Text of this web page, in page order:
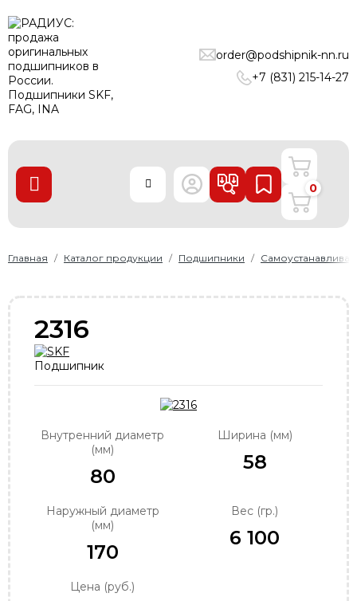
order@podshipnik-nn.ru
+7 (831) 215-14-27
ПОДШИПНИКИ
ЛИНЕЙНЫЕ ТЕХНОЛОГИИ
РЕМНИ
О нас
Доставка и оплата
+7 (831) 215-14-27
order@podshipnik-nn.ru
0
Главная Каталог продукции Подшипники
2316
Подшипник
Внутренний диаметр
(мм)
80
Ширина (мм)
58
Наружный диаметр
(мм)
170
Вес (гр.)
6 100
Цена (руб.)